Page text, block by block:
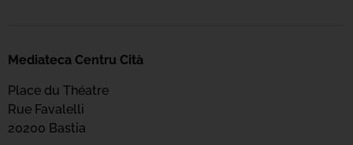
Mediateca Centru Cità
Place du Théatre
Rue Favalelli
20200 Bastia